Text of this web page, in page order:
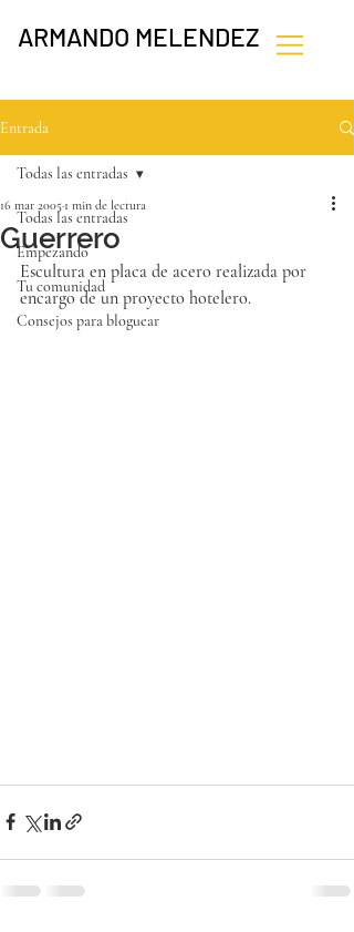
ARMANDO MELENDEZ
Entrada
Todas las entradas
Empezando
Tu comunidad
Consejos para bloguear
Todas las entradas
Guerrero
16 mar 2005 1 min de lectura
Escultura en placa de acero realizada por
encargo de un proyecto hotelero.